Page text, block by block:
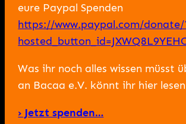
eure Paypal Spenden
https://www.paypal.com/donate/
Was ihr noch alles wissen müsst
an Bacaa e.V. könnt ihr hier
› Jetzt spenden…